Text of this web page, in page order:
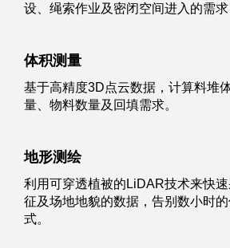
设、绳索作业及密闭空间进入的需求
体积测量
基于高精度3D点云数据，计算料堆
量、物料数量及回填需求。
地形测绘
利用可穿透植被的LiDAR技术来快
征及场地地貌的数据，告别数小时
式。